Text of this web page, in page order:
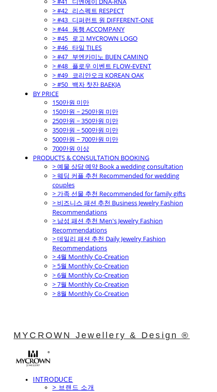
> #42_ 리스펙트 RESPECT
> #43_ 디퍼런트 원 DIFFERENT-ONE
> #44_ 동행 ACCOMPANY
> #45_ 로고 MYCROWN LOGO
> #46_ 타일 TILES
> #47_ 부엔카미노 BUEN CAMINO
> #48_ 플로우 이벤트 FLOW-EVENT
> #49_ 코리안오크 KOREAN OAK
> #50_ 백자 찻잔 BAEKJA
BY PRICE
150만원 미만
150만원 ~ 250만원 미만
250만원 ~ 350만원 미만
350만원 ~ 500만원 미만
500만원 ~ 700만원 미만
700만원 이상
PRODUCTS & CONSULTATION BOOKING
> 예물 상담 예약 Book a wedding consultation
> 웨딩 커플 추천 Recommended for wedding
couples
> 가족 선물 추천 Recommended for family gifts
> 비즈니스 패션 추천 Business Jewelry Fashion
Recommendations
> 남성 패션 추천 Men's Jewelry Fashion
Recommendations
> 데일리 패션 추천 Daily Jewelry Fashion
Recommendations
> 4월 Monthly Co-Creation
> 5월 Monthly Co-Creation
> 6월 Monthly Co-Creation
> 7월 Monthly Co-Creation
> 8월 Monthly Co-Creation
MYCROWN Jewellery & Design ®
INTRODUCE
> 브랜드 소개